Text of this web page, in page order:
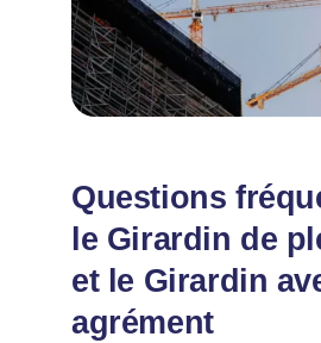
Questions
le Girardin de
et le Girardin
agrément